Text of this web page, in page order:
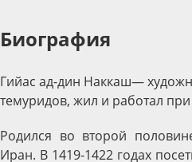
Биография
Гийас ад-дин Наккаш—
темуридов, жил и работал
Родился во второй
Иран. В 1419-1422 годах